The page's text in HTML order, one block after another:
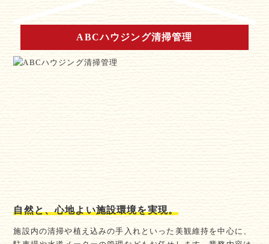
ABCハウジング清掃管理
自然と、心地よい施設環境を実現。
施設内の清掃や植え込みの手入れといった美観維持を中心に、